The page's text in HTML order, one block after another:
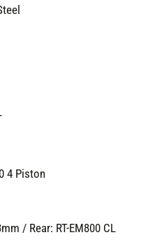
4 Piston
/ Rear: RT-EM800 CL